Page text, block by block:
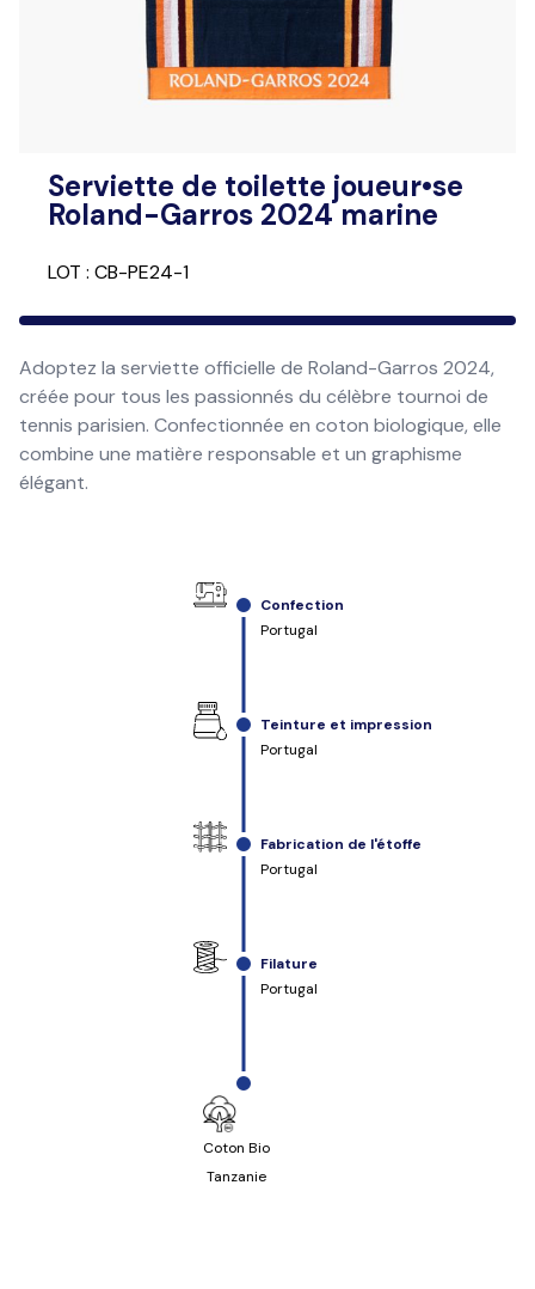
Serviette de toilette joueur•se
Roland-Garros 2024 marine
LOT : CB-PE24-1
Adoptez la serviette officielle de Roland-Garros 2024,
créée pour tous les passionnés du célèbre tournoi de
tennis parisien. Confectionnée en coton biologique, elle
combine une matière responsable et un graphisme
élégant.
Confection
Portugal
Teinture et impression
Portugal
Fabrication de l'étoffe
Portugal
Filature
Portugal
Coton Bio
Tanzanie